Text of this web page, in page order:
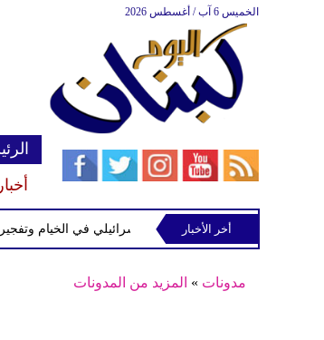
الخميس 6 آب / أغسطس 2026
أخبار
توغل إسرائيلي في الخيام وتفجيراتأخر الأخبار
مدونات » المزيد من المدونات